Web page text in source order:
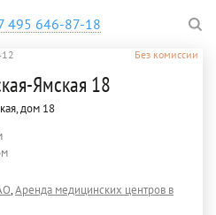
495 646-87-18
Без комиссии
Ямская 18
дом 18
,Аренда медицинских центров в